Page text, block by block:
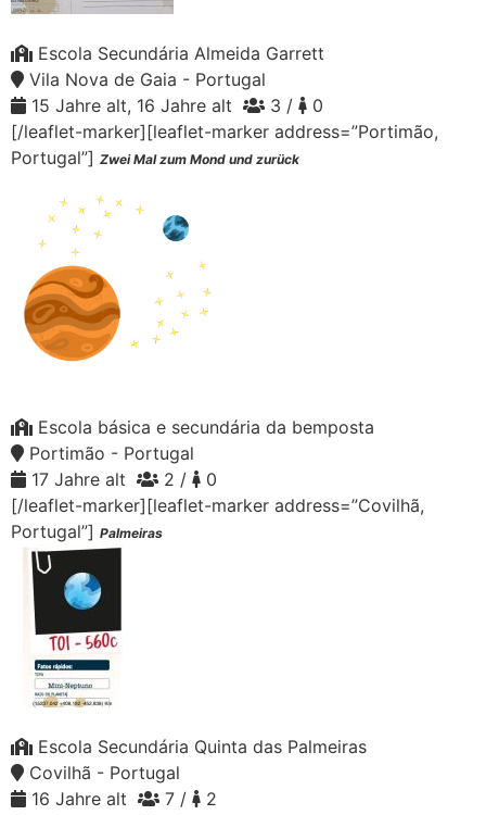
Escola Secundária Almeida Garrett
Vila Nova de Gaia - Portugal
15 Jahre alt, 16 Jahre alt
3 /
0
[/leaflet-marker][leaflet-marker address=”Portimão,
Portugal”] Zwei Mal zum Mond und zurück
Escola básica e secundária da bemposta
Portimão - Portugal
17 Jahre alt
2 /
0
[/leaflet-marker][leaflet-marker address=”Covilhã,
Portugal”] Palmeiras
Escola Secundária Quinta das Palmeiras
Covilhã - Portugal
16 Jahre alt
7 /
2